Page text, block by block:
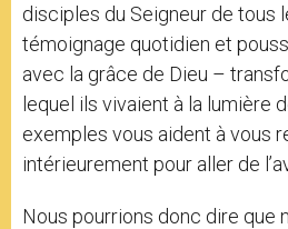
disciples du Seigneur de tous
témoignage quotidien et
avec la grâce de Dieu –
lequel ils vivaient à la lumière
exemples vous aident à vous
intérieurement pour aller de
Nous pourrions donc dire que